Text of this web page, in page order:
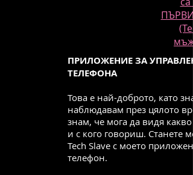
ПРИЛОЖЕНИЕ ЗА
ТЕЛЕФОНА
Това е най-доброто, като
наблюдавам през цялото
знам, че мога да видя какво
и с кого говориш. Станете
Tech Slave с моето
телефон.